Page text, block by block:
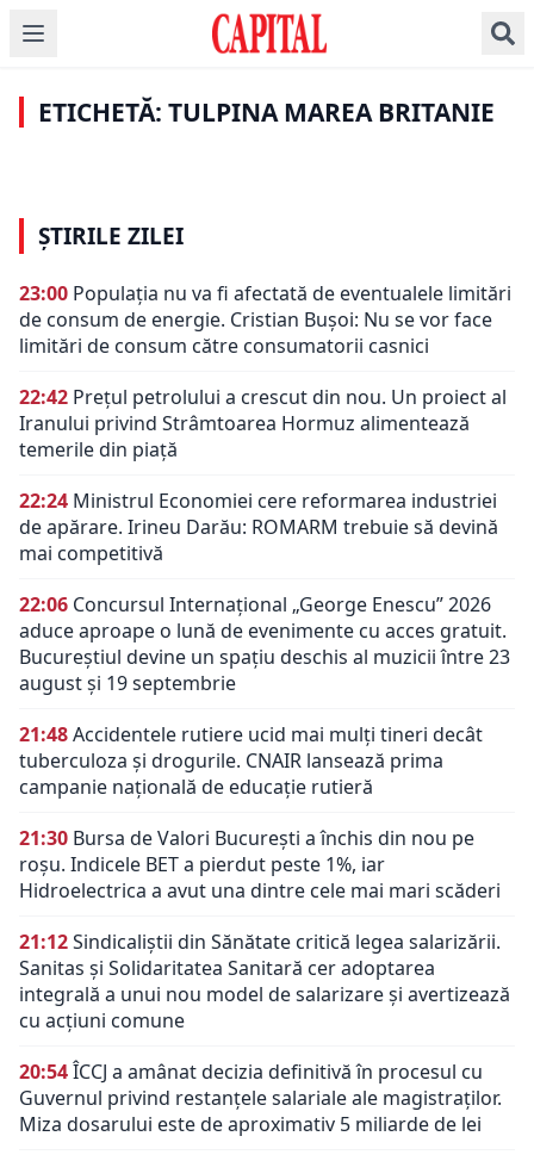
ETICHETĂ: TULPINA MAREA BRITANIE
Anthony Fauci: Noul
multe decese. Ce
persoane sunt vizate
ȘTIRI DE ULTIMĂ ORĂ
Bomba zilei: Județul în
COVID-19 s-au triplat
într-o singură zi!
ȘTIRILE ZILEI
23:00 Populația nu va fi afectată de eventualele limitări
de consum de energie. Cristian Bușoi: Nu se vor face
limitări de consum către consumatorii casnici
22:42 Prețul petrolului a crescut din nou. Un proiect al
Iranului privind Strâmtoarea Hormuz alimentează
temerile din piață
22:24 Ministrul Economiei cere reformarea industriei
de apărare. Irineu Darău: ROMARM trebuie să devină
mai competitivă
22:06 Concursul Internațional „George Enescu” 2026
aduce aproape o lună de evenimente cu acces gratuit.
Bucureștiul devine un spațiu deschis al muzicii între 23
august și 19 septembrie
21:48Accidentele rutiere ucid mai mulți tineri decât
tuberculoza și drogurile. CNAIR lansează prima
campanie națională de educație rutieră
21:30 Bursa de Valori București a închis din nou pe
roșu. Indicele BET a pierdut peste 1%, iar
Hidroelectrica a avut una dintre cele mai mari scăderi
21:12Sindicaliștii din Sănătate critică legea salarizării.
Sanitas și Solidaritatea Sanitară cer adoptarea
integrală a unui nou model de salarizare și avertizează
cu acțiuni comune
20:54ÎCCJ a amânat decizia definitivă în procesul cu
Guvernul privind restanțele salariale ale magistraților.
Miza dosarului este de aproximativ 5 miliarde de lei